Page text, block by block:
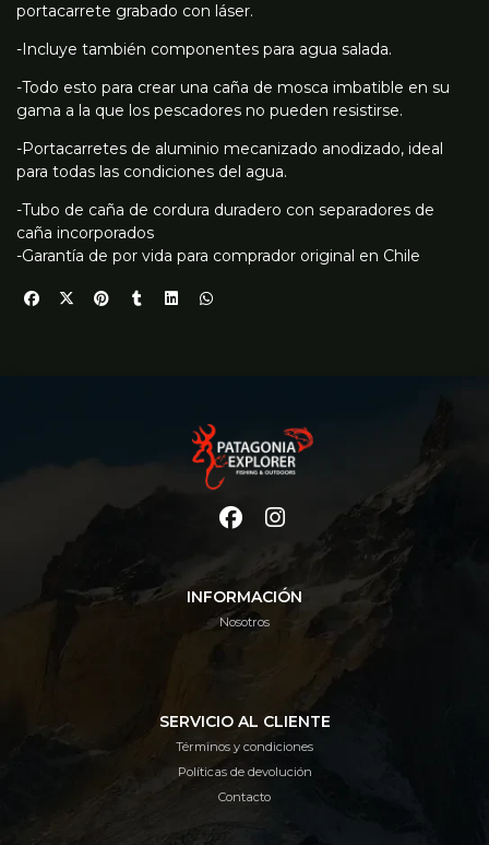
portacarrete grabado con láser.
-Incluye también componentes para agua salada.
-Todo esto para crear una caña de mosca imbatible en su
gama a la que los pescadores no pueden resistirse.
-Portacarretes de aluminio mecanizado anodizado, ideal
para todas las condiciones del agua.
-Tubo de caña de cordura duradero con separadores de
caña incorporados
-Garantía de por vida para comprador original en Chile
INFORMACIÓN
Nosotros
SERVICIO AL CLIENTE
Términos y condiciones
Políticas de devolución
Contacto